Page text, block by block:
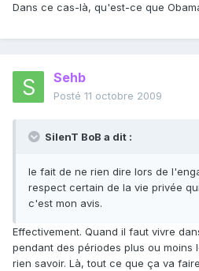
Dans ce cas-là, qu'est-ce que
Sehb
Posté 11 octobre 2009
SilenT BoB a dit :
le fait de ne rien dire lors de
respect certain de la vie privée
c'est mon avis.
Effectivement. Quand il faut vivre
pendant des périodes plus ou moins
rien savoir. Là, tout ce que ça va